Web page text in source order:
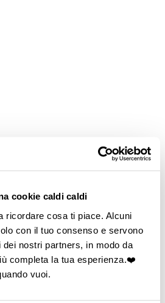
cookie caldi caldi
ricordare cosa ti piace. Alcuni
con il tuo consenso e servono
nostri partners, in modo da
completa la tua esperienza.❤️
vuoi.